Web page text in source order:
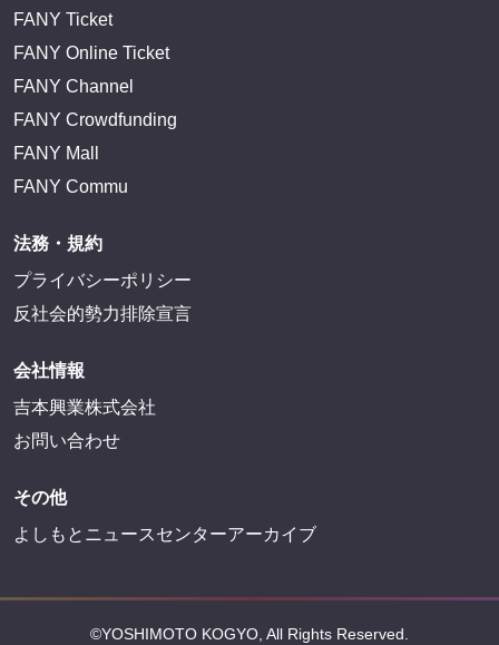
FANY Ticket
FANY Online Ticket
FANY Channel
FANY Crowdfunding
FANY Mall
FANY Commu
法務・規約
プライバシーポリシー
反社会的勢力排除宣言
会社情報
吉本興業株式会社
お問い合わせ
その他
よしもとニュースセンターアーカイブ
©YOSHIMOTO KOGYO, All Rights Reserved.